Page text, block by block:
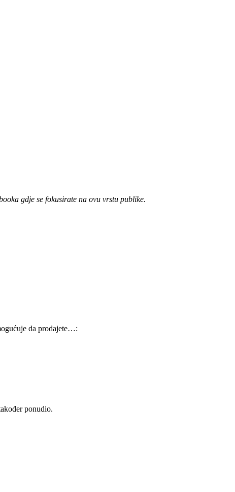
gdje se fokusirate na ovu vrstu publike.
da prodajete…:
ponudio.